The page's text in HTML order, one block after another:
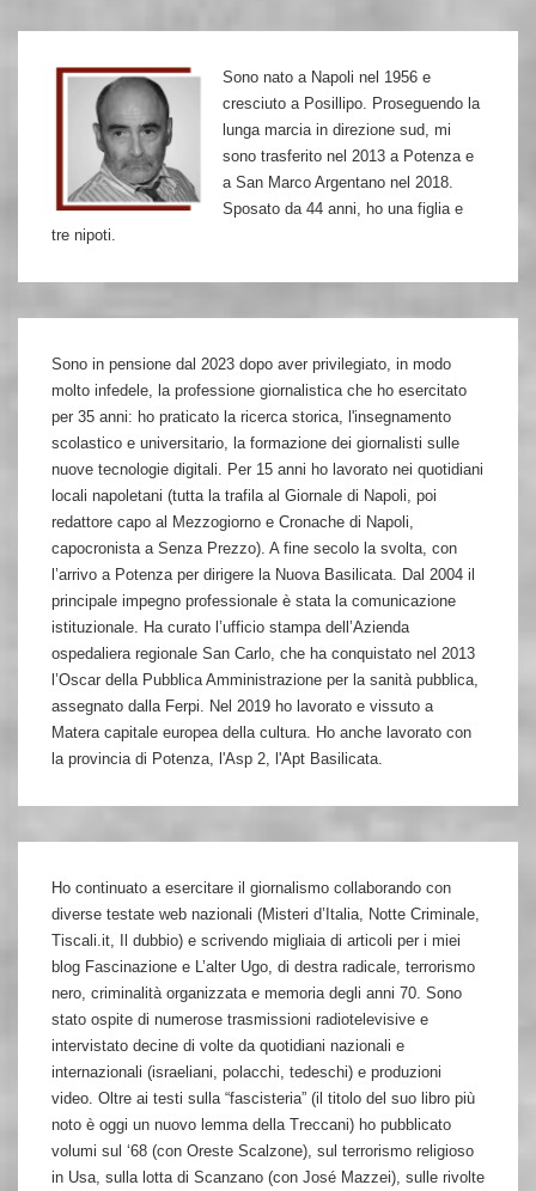
centinaia
ebrei
Sono nato a Napoli nel 1956 e
cresciuto a Posillipo. Proseguendo la
lunga marcia in direzione sud, mi
sono trasferito nel 2013 a Potenza e
a San Marco Argentano nel 2018.
Sposato da 44 anni, ho una figlia e
tre nipoti.
Sono in pensione dal 2023 dopo aver privilegiato, in modo
molto infedele, la professione giornalistica che ho esercitato
per 35 anni: ho praticato la ricerca storica, l'insegnamento
scolastico e universitario, la formazione dei giornalisti sulle
nuove tecnologie digitali. Per 15 anni ho lavorato nei quotidiani
locali napoletani (tutta la trafila al Giornale di Napoli, poi
redattore capo al Mezzogiorno e Cronache di Napoli,
capocronista a Senza Prezzo). A fine secolo la svolta, con
l’arrivo a Potenza per dirigere la Nuova Basilicata. Dal 2004 il
principale impegno professionale è stata la comunicazione
istituzionale. Ha curato l’ufficio stampa dell’Azienda
ospedaliera regionale San Carlo, che ha conquistato nel 2013
l’Oscar della Pubblica Amministrazione per la sanità pubblica,
assegnato dalla Ferpi. Nel 2019 ho lavorato e vissuto a
Matera capitale europea della cultura. Ho anche lavorato con
la provincia di Potenza, l'Asp 2, l'Apt Basilicata.
Ho continuato a esercitare il giornalismo collaborando con
diverse testate web nazionali (Misteri d’Italia, Notte Criminale,
Tiscali.it, Il dubbio) e scrivendo migliaia di articoli per i miei
blog Fascinazione e L’alter Ugo, di destra radicale, terrorismo
nero, criminalità organizzata e memoria degli anni 70. Sono
stato ospite di numerose trasmissioni radiotelevisive e
intervistato decine di volte da quotidiani nazionali e
internazionali (israeliani, polacchi, tedeschi) e produzioni
video. Oltre ai testi sulla “fascisteria” (il titolo del suo libro più
noto è oggi un nuovo lemma della Treccani) ho pubblicato
volumi sul ‘68 (con Oreste Scalzone), sul terrorismo religioso
in Usa, sulla lotta di Scanzano (con José Mazzei), sulle rivolte